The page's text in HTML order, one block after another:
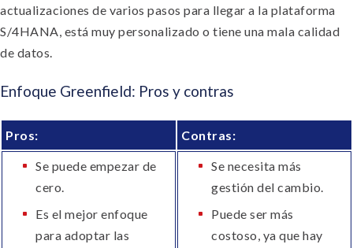
actualizaciones de varios pasos para llegar a la plataforma
S/4HANA, está muy personalizado o tiene una mala calidad
de datos.
Enfoque Greenfield: Pros y contras
Pros: Contras:
Se puede empezar de
cero.
Es el mejor enfoque
para adoptar las
Se necesita más
gestión del cambio.
Puede ser más
costoso, ya que hay